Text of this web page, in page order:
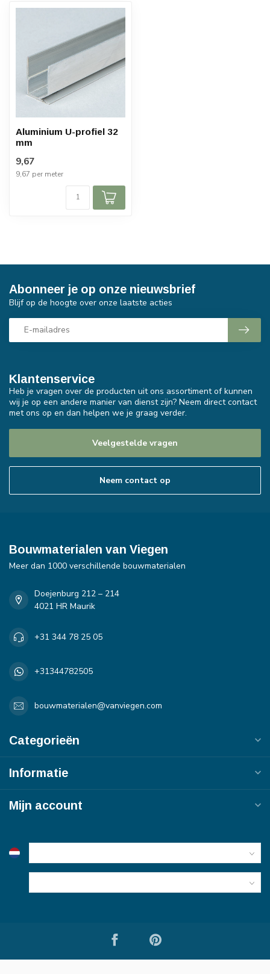
Aluminium U-profiel 32
mm
9,67
9,67 per meter
Klantenservice
Heb je vragen over de producten uit ons assortiment of kunnen
wij je op een andere manier van dienst zijn? Neem direct contact
met ons op en dan helpen we je graag verder.
Veelgestelde vragen
Neem contact op
Abonneer je op onze nieuwsbrief
Blijf op de hoogte over onze laatste acties
Bouwmaterialen van Viegen
Meer dan 1000 verschillende bouwmaterialen
Doejenburg 212 – 214
4021 HR Maurik
+31 344 78 25 05
+31344782505
bouwmaterialen@vanviegen.com
Categorieën
Informatie
Mijn account